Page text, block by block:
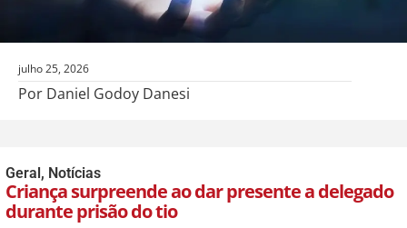
julho 25, 2026
Por Daniel Godoy Danesi
Geral, Notícias
Criança surpreende ao dar presente a delegado
durante prisão do tio